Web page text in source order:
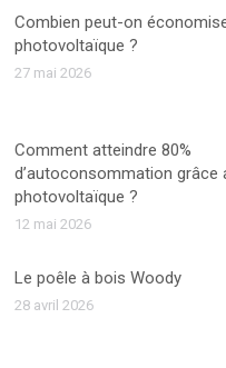
Combien peut-on
photovoltaïque ?
27 mai 2026
Comment atteindre 80%
d’autoconsommation grâce
photovoltaïque ?
12 mai 2026
Le poêle à bois Woody
28 avril 2026